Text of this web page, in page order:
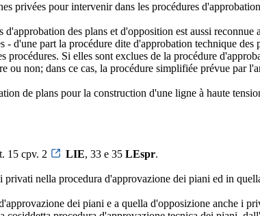
privées pour intervenir dans les procédures
des plans et d'opposition est aussi
- d'une part la procédure dite d'approbation technique
procédures. Si elles sont exclues de la procédure
ou non; dans ce cas, la procédure simplifiée prévue par
de plans pour la construction d'une ligne à haute
15 cpv. 2 LIE, 33 e 35 LEspr.
nella procedura d'approvazione dei piani ed in
dei piani e a quella d'opposizione anche i